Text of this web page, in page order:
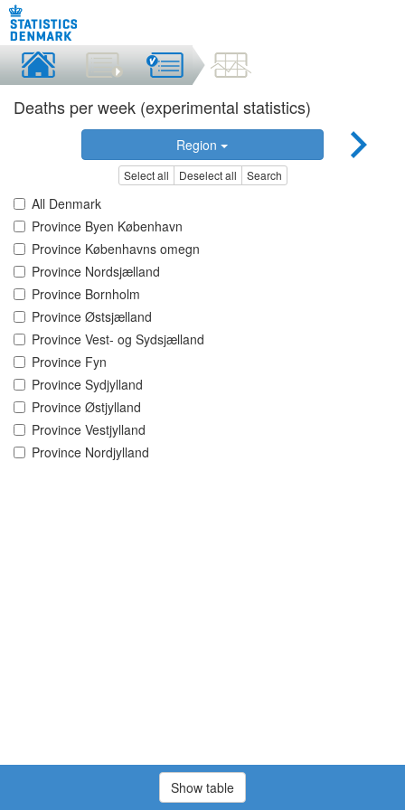
Deaths per week (experimental statistics)
Region
Select all Deselect all Search
All Denmark
Province Byen København
Province Københavns omegn
Province Nordsjælland
Province Bornholm
Province Østsjælland
Province Vest- og Sydsjælland
Province Fyn
Province Sydjylland
Province Østjylland
Province Vestjylland
Province Nordjylland
Show table